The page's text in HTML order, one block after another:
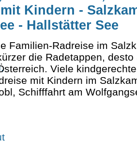
Kindern -
- Hallstätter See
Familien-Radreise im
die Radetappen,
Viele
mit Kindern im
Schifffahrt am